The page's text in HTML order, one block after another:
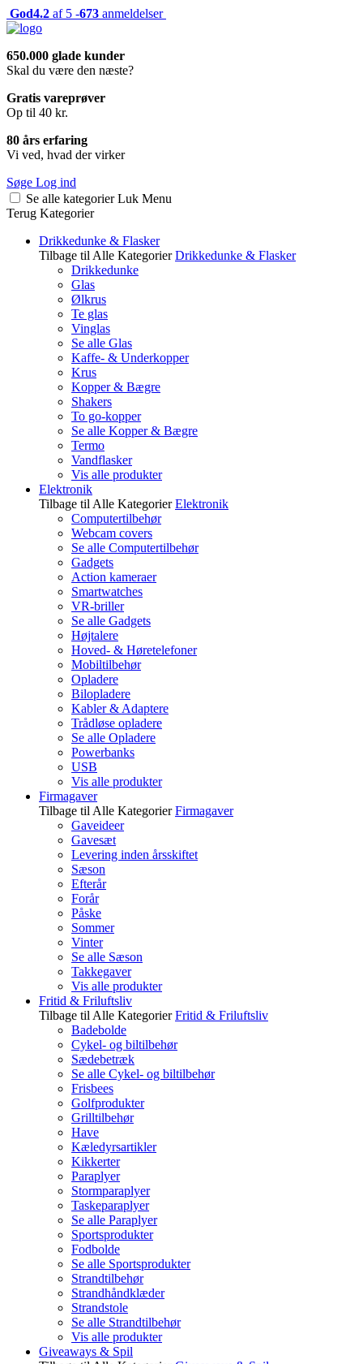
God4.2 af 5 -673 anmeldelser
650.000 glade kunder
Skal du være den næste?
Gratis vareprøver
Op til 40 kr.
80 års erfaring
Vi ved, hvad der virker
Søge Log ind
Se alle kategorier Luk Menu
Terug Kategorier
Drikkedunke & Flasker
Tilbage til Alle Kategorier Drikkedunke & Flasker
Drikkedunke
Glas
Ølkrus
Te glas
Vinglas
Se alle Glas
Kaffe- & Underkopper
Krus
Kopper & Bægre
Shakers
To go-kopper
Se alle Kopper & Bægre
Termo
Vandflasker
Vis alle produkter
Elektronik
Tilbage til Alle Kategorier Elektronik
Computertilbehør
Webcam covers
Se alle Computertilbehør
Gadgets
Action kameraer
Smartwatches
VR-briller
Se alle Gadgets
Højtalere
Hoved- & Høretelefoner
Mobiltilbehør
Opladere
Bilopladere
Kabler & Adaptere
Trådløse opladere
Se alle Opladere
Powerbanks
USB
Vis alle produkter
Firmagaver
Tilbage til Alle Kategorier Firmagaver
Gaveideer
Gavesæt
Levering inden årsskiftet
Sæson
Efterår
Forår
Påske
Sommer
Vinter
Se alle Sæson
Takkegaver
Vis alle produkter
Fritid & Friluftsliv
Tilbage til Alle Kategorier Fritid & Friluftsliv
Badebolde
Cykel- og biltilbehør
Sædebetræk
Se alle Cykel- og biltilbehør
Frisbees
Golfprodukter
Grilltilbehør
Have
Kæledyrsartikler
Kikkerter
Paraplyer
Stormparaplyer
Taskeparaplyer
Se alle Paraplyer
Sportsprodukter
Fodbolde
Se alle Sportsprodukter
Strandtilbehør
Strandhåndklæder
Strandstole
Se alle Strandtilbehør
Vis alle produkter
Giveaways & Spil